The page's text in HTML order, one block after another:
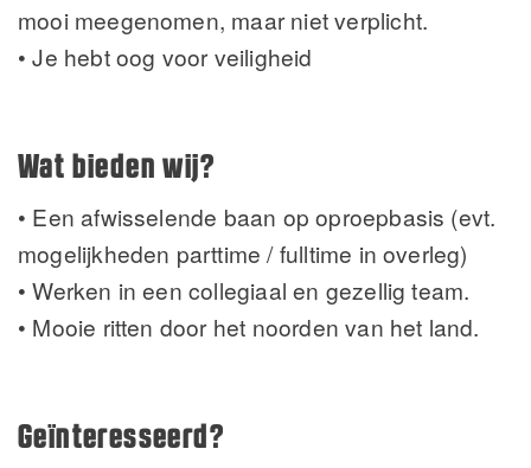
mooi meegenomen, maar niet verplicht.
• Je hebt oog voor veiligheid
Wat bieden wij?
• Een afwisselende baan op oproepbasis (evt.
mogelijkheden parttime / fulltime in overleg)
• Werken in een collegiaal en gezellig team.
• Mooie ritten door het noorden van het land.
Geïnteresseerd?